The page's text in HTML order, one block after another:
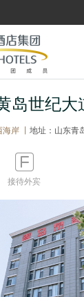
岛世纪大
岸 丨 地址：山东青岛西

接待外宾